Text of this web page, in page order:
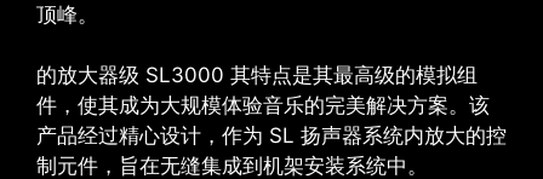
顶峰。
的放大器级 SL3000 其特点是其最高级的模拟组
件，使其成为大规模体验音乐的完美解决方案。该
产品经过精心设计，作为 SL 扬声器系统内放大的控
制元件，旨在无缝集成到机架安装系统中。